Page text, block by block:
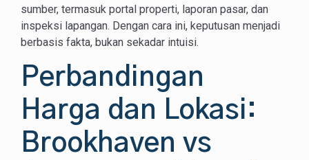
sumber, termasuk portal properti, laporan pasar, dan
inspeksi lapangan. Dengan cara ini, keputusan menjadi
berbasis fakta, bukan sekadar intuisi.
Perbandingan
Harga dan Lokasi:
Brookhaven vs